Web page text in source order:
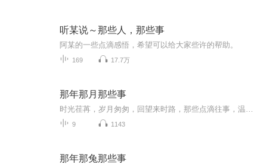
听某说～那些人，那些事
阿某的一些点滴感悟，希望可以给大家些许的帮助。
169 17.7万
那年那月那些事
9 1143
那年那兔那些事